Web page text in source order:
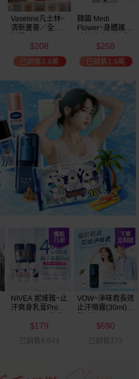
BALO~山羊奶全
身活膚保濕／玻
液(550ml) 款式可
選
$91
已銷售2萬
NIVEA妮維雅~亮
白極致嫩膚乳液
$299
已銷售1.5萬
NIVEA 妮維雅~止
汗爽身乳膏Pro升
$179
已銷售6,643
VOW~淨味君長效
止汗噴霧(30ml)
$690
已銷售373